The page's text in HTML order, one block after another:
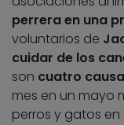
perrera en una
voluntarios de
cuidar de los
son cuatro
mes en un mayo
perros y gatos en